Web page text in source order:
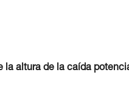
la altura de la caída